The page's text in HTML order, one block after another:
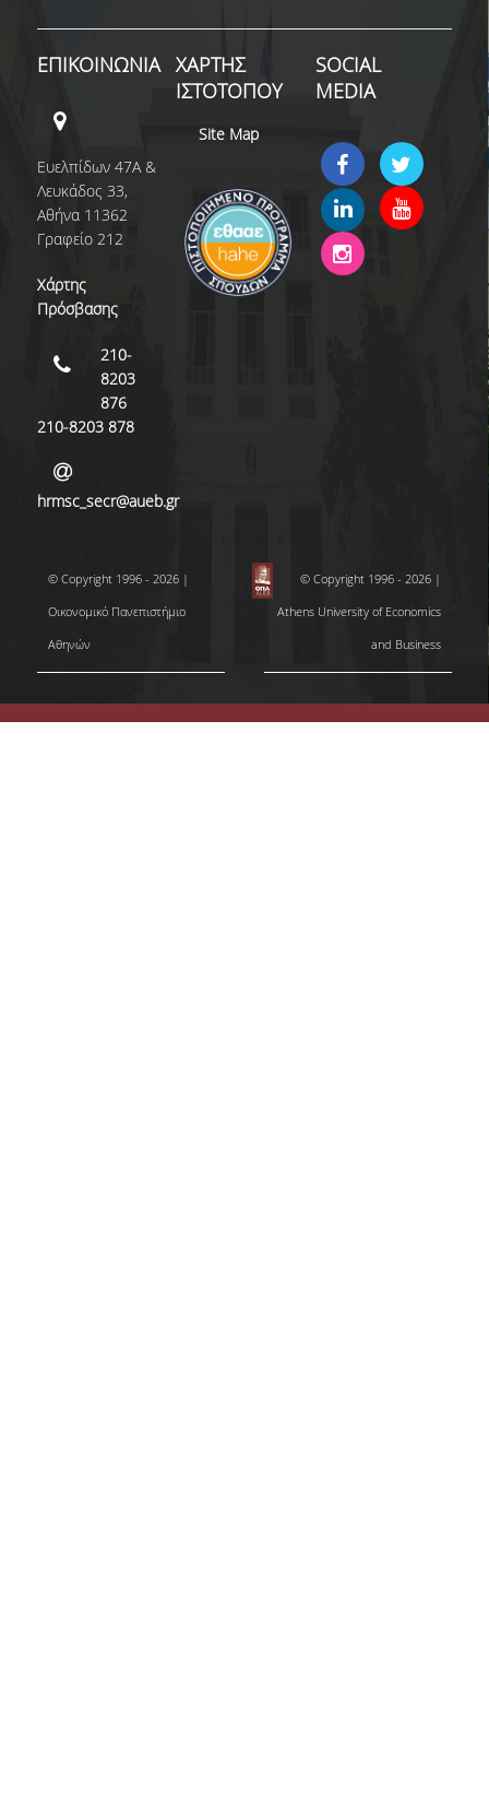
ΕΠΙΚΟΙΝΩΝΙΑ
Ευελπίδων 47Α &
Λευκάδος 33,
Αθήνα 11362
Γραφείο 212
Χάρτης
Πρόσβασης
210-
8203
876
210-8203 878
hrmsc_secr@aueb.gr
ΧΑΡΤΗΣ
ΙΣΤΟΤΟΠΟΥ
Site Map
SOCIAL
MEDIA
© Copyright 1996 - 2026 |
Οικονομικό Πανεπιστήμιο
Αθηνών
© Copyright 1996 - 2026 |
Athens University of Economics
and Business